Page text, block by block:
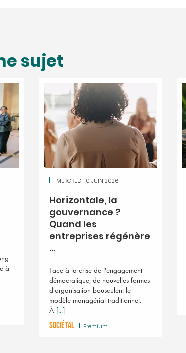
sujet
à
MERCREDI 10 JUIN 2026
Horizontale, la
gouvernance ?
Quand les
entreprises régénère
...
Face à la crise de l'engagement
démocratique, de nouvelles formes
d'organisation bousculent le
modèle managérial traditionnel.
À [...]
SOCIÉTAL Premium